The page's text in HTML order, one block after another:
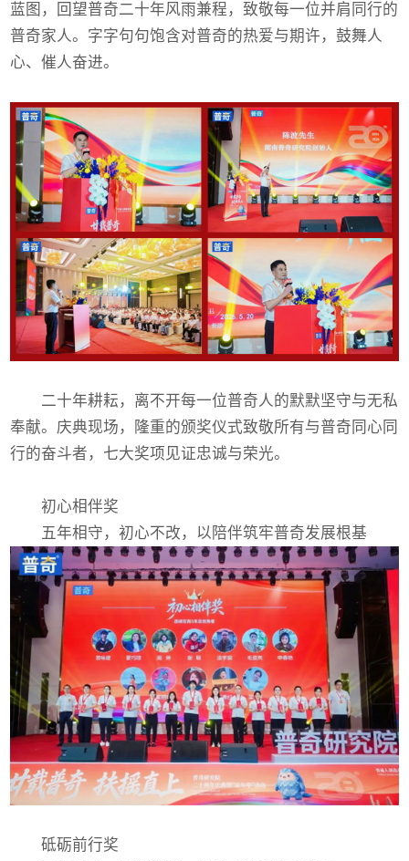
蓝图，回望普奇二十年风雨兼程，致敬每一位并肩同行的
普奇家人。字字句句饱含对普奇的热爱与期许，鼓舞人
心、催人奋进。
二十年耕耘，离不开每一位普奇人的默默坚守与无私
奉献。庆典现场，隆重的颁奖仪式致敬所有与普奇同心同
行的奋斗者，七大奖项见证忠诚与荣光。
初心相伴奖
五年相守，初心不改，以陪伴筑牢普奇发展根基
砥砺前行奖